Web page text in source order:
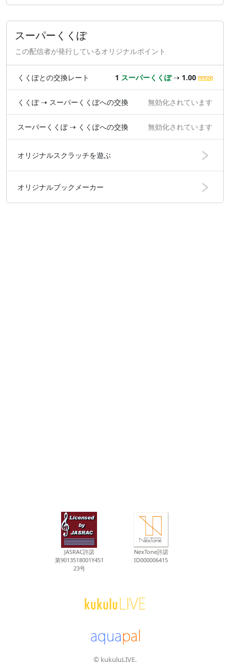
スーパーくくぽ
この配信者が発行しているオリジナルポイント
くくぽとの交換レート 1 スーパーくくぽ⇢ 1.00
くくぽ ⇢ スーパーくくぽへの交換 無効化されています
スーパーくくぽ ⇢ くくぽへの交換 無効化されています
オリジナルスクラッチを遊ぶ
オリジナルブックメーカー
JASRAC許諾
第9013518001Y451
23号
NexTone許諾
ID000006415
© kukuluLIVE.